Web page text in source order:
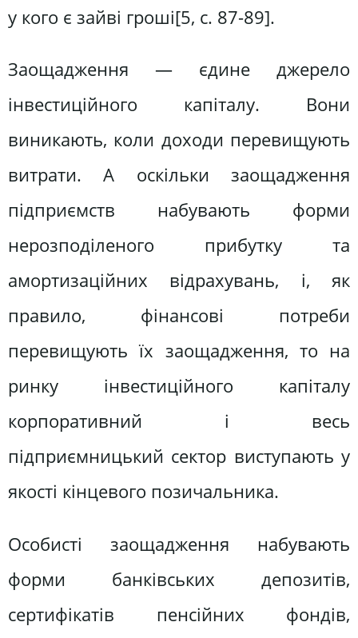
у кого є зайві гроші[5, c. 87-89].
Заощадження — єдине джерело
інвестиційного капіталу. Вони
виникають, коли доходи перевищують
витрати. А оскільки заощадження
підприємств набувають форми
нерозподіленого прибутку та
амортизаційних відрахувань, і, як
правило, фінансові потреби
перевищують їх заощадження, то на
ринку інвестиційного капіталу
корпоративний і весь
підприємницький сектор виступають у
якості кінцевого позичальника.
Особисті заощадження набувають
форми банківських депозитів,
сертифікатів пенсійних фондів,